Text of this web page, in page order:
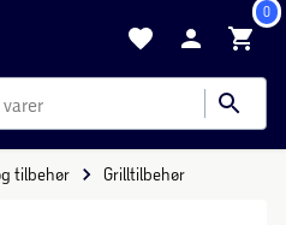
0
tilbehør Grilltilbehør